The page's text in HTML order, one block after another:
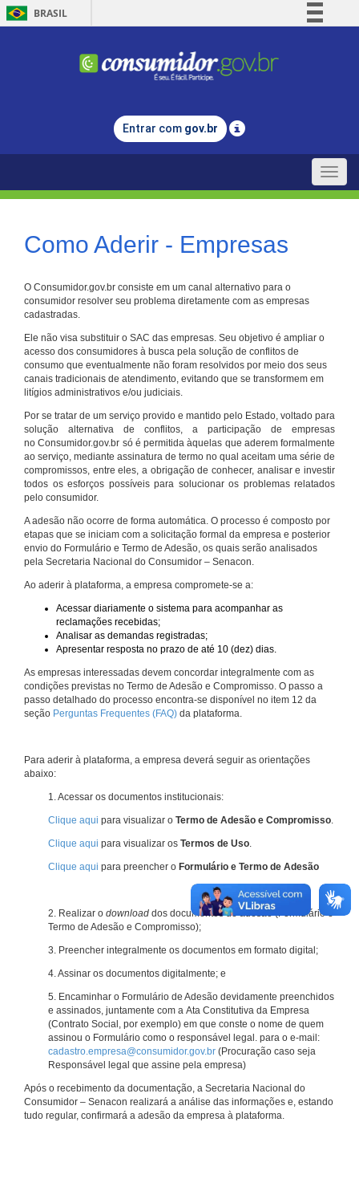
BRASIL
Comunica BR
Legislação
Entrar com gov.br
Toggle
Como Aderir - Empresas
O Consumidor.gov.br consiste em um canal alternativo para o
consumidor resolver seu problema diretamente com as empresas
cadastradas.
Ele não visa substituir o SAC das empresas. Seu objetivo é ampliar o
acesso dos consumidores à busca pela solução de conflitos de
consumo que eventualmente não foram resolvidos por meio dos seus
canais tradicionais de atendimento, evitando que se transformem em
litígios administrativos e/ou judiciais.
Por se tratar de um serviço provido e mantido pelo Estado, voltado para
solução alternativa de conflitos, a participação de empresas
no Consumidor.gov.br só é permitida àquelas que aderem formalmente
ao serviço, mediante assinatura de termo no qual aceitam uma série de
compromissos, entre eles, a obrigação de conhecer, analisar e investir
todos os esforços possíveis para solucionar os problemas relatados
pelo consumidor.
A adesão não ocorre de forma automática. O processo é composto por
etapas que se iniciam com a solicitação formal da empresa e posterior
envio do Formulário e Termo de Adesão, os quais serão analisados
pela Secretaria Nacional do Consumidor – Senacon.
Ao aderir à plataforma, a empresa compromete-se a:
Acessar diariamente o sistema para acompanhar as
reclamações recebidas;
Analisar as demandas registradas;
Apresentar resposta no prazo de até 10 (dez) dias.
As empresas interessadas devem concordar integralmente com as
condições previstas no Termo de Adesão e Compromisso. O passo a
passo detalhado do processo encontra-se disponível no item 12 da
seção Perguntas Frequentes (FAQ) da plataforma.
Para aderir à plataforma, a empresa deverá seguir as orientações
abaixo:
1. Acessar os documentos institucionais:
Clique aqui para visualizar o Termo de Adesão e Compromisso.
Clique aqui para visualizar os Termos de Uso.
Clique aqui para preencher o Formulário e Termo de Adesão
2. Realizar o download dos documentos de adesão (Formulário e
Termo de Adesão e Compromisso);
3. Preencher integralmente os documentos em formato digital;
4. Assinar os documentos digitalmente; e
5. Encaminhar o Formulário de Adesão devidamente preenchidos
e assinados, juntamente com a Ata Constitutiva da Empresa
(Contrato Social, por exemplo) em que conste o nome de quem
assinou o Formulário como o responsável legal. para o e-mail:
cadastro.empresa@consumidor.gov.br (Procuração caso seja
Responsável legal que assine pela empresa)
Após o recebimento da documentação, a Secretaria Nacional do
Consumidor – Senacon realizará a análise das informações e, estando
tudo regular, confirmará a adesão da empresa à plataforma.